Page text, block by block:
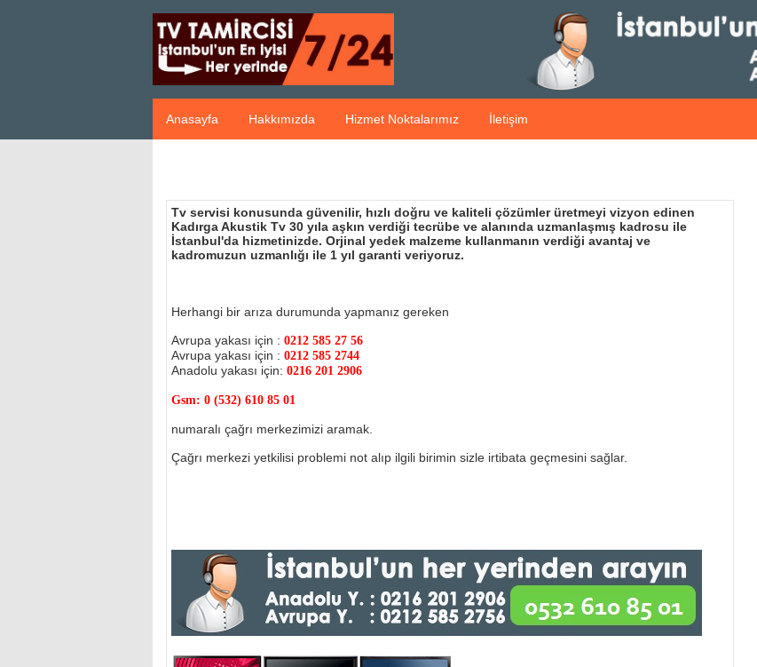
Anasayfa Hakkımızda Hizmet Noktalarımız İletişim
Tv servisi konusunda güvenilir, hızlı doğru ve kaliteli çözümler üretmeyi vizyon edinen
Kadırga Akustik Tv 30 yıla aşkın verdiği tecrübe ve alanında uzmanlaşmış kadrosu ile
İstanbul'da hizmetinizde. Orjinal yedek malzeme kullanmanın verdiği avantaj ve
kadromuzun uzmanlığı ile 1 yıl garanti veriyoruz.
Herhangi bir arıza durumunda yapmanız gereken
Avrupa yakası için : 0212 585 27 56
Avrupa yakası için : 0212 585 2744
Anadolu yakası için: 0216 201 2906
Gsm: 0 (532) 610 85 01
numaralı çağrı merkezimizi aramak.
Çağrı merkezi yetkilisi problemi not alıp ilgili birimin sizle irtibata geçmesini sağlar.